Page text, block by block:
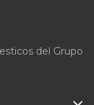
del Grupo